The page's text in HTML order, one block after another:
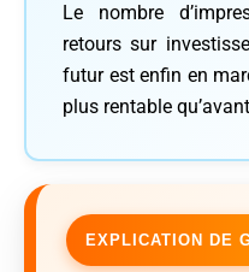
Le nombre
retours sur
futur est enfin en
plus rentable
EXPLICATION DE